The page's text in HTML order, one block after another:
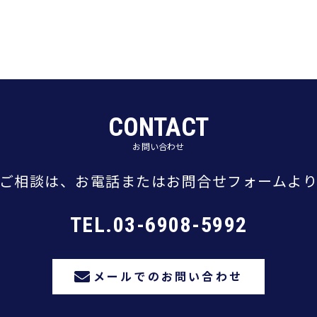
CONTACT
お問い合わせ
相談は、 お電話またはお問合せフォームよ
TEL.03-6908-5992
メールでのお問い合わせ